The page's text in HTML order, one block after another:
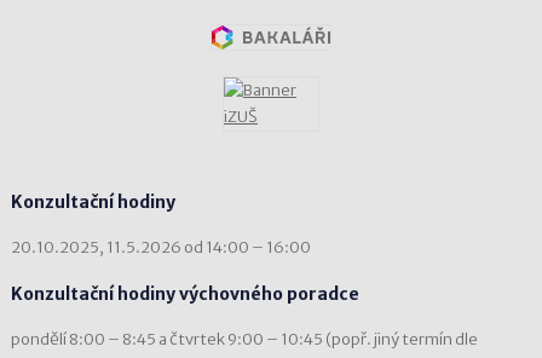
Konzultační hodiny
20.10.2025, 11.5.2026 od 14:00 – 16:00
Konzultační hodiny výchovného poradce
pondělí 8:00 – 8:45 a čtvrtek 9:00 – 10:45 (popř. jiný termín dle